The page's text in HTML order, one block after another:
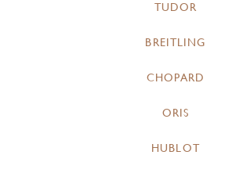
TUDOR
BREITLING
CHOPARD
ORIS
HUBLOT